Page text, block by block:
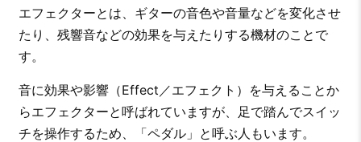
エフェクターとは、ギターの音色や音量などを変化させ
たり、残響音などの効果を与えたりする機材のことで
す。
音に効果や影響（Effect／エフェクト）を与えることか
らエフェクターと呼ばれていますが、足で踏んでスイッ
チを操作するため、「ペダル」と呼ぶ人もいます。